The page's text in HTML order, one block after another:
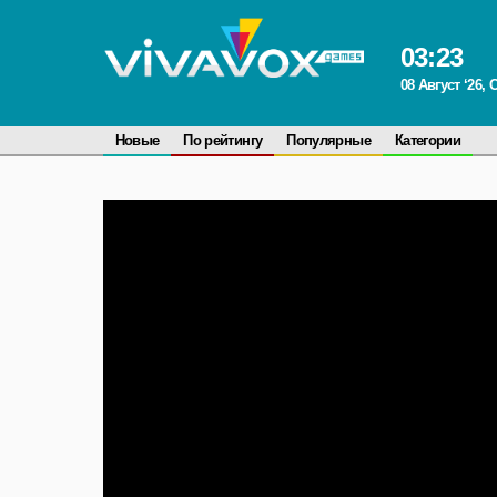
03:23
08 Август ‘26,
Новые По рейтингу Популярные Категории